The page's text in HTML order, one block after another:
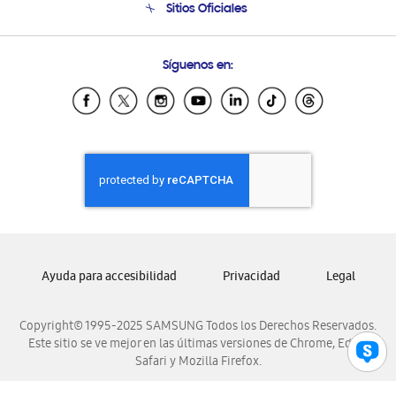
Condiciones de Compra
Soporte vía eMail
Sitios Oficiales
Samsung Ecuador
Samsung El Salvador
Samsung Honduras
Samsung Nicaragua
Samsung Panamá
Samsung Venezuela
Síguenos en:
Copyright© 1995-2025 SAMSUNG Todos los Derechos Reservados.
Este sitio se ve mejor en las últimas versiones de Chrome, Edge,
Safari y Mozilla Firefox.
Ayuda para accesibilidad Privacidad Legal